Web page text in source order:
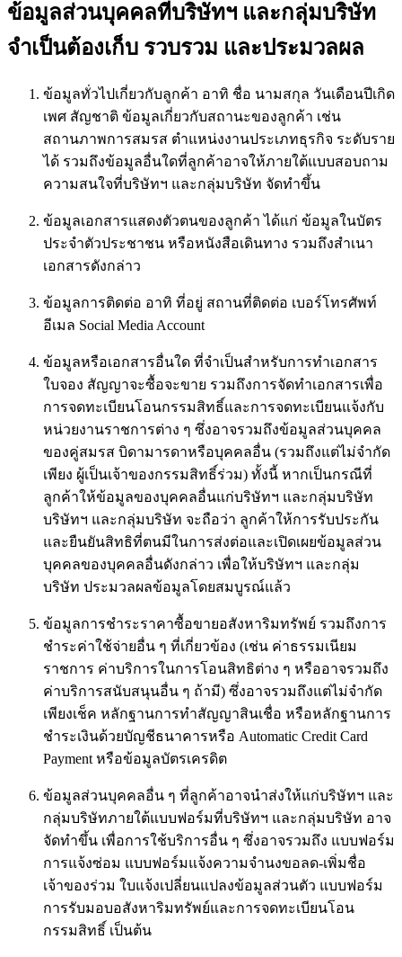
ข้อมูลส่วนบุคคลที่บริษัทฯ และกลุ่มบริษัท
จำเป็นต้องเก็บ รวบรวม และประมวลผล
ข้อมูลทั่วไปเกี่ยวกับลูกค้า อาทิ ชื่อ นามสกุล วันเดือนปีเกิด
เพศ สัญชาติ ข้อมูลเกี่ยวกับสถานะของลูกค้า เช่น
สถานภาพการสมรส ตำแหน่งงานประเภทธุรกิจ ระดับราย
ได้ รวมถึงข้อมูลอื่นใดที่ลูกค้าอาจให้ภายใต้แบบสอบถาม
ความสนใจที่บริษัทฯ และกลุ่มบริษัท จัดทำขึ้น
ข้อมูลเอกสารแสดงตัวตนของลูกค้า ได้แก่ ข้อมูลในบัตร
ประจำตัวประชาชน หรือหนังสือเดินทาง รวมถึงสำเนา
เอกสารดังกล่าว
ข้อมูลการติดต่อ อาทิ ที่อยู่ สถานที่ติดต่อ เบอร์โทรศัพท์
อีเมล Social Media Account
ข้อมูลหรือเอกสารอื่นใด ที่จำเป็นสำหรับการทำเอกสาร
ใบจอง สัญญาจะซื้อจะขาย รวมถึงการจัดทำเอกสารเพื่อ
การจดทะเบียนโอนกรรมสิทธิ์และการจดทะเบียนแจ้งกับ
หน่วยงานราชการต่าง ๆ ซึ่งอาจรวมถึงข้อมูลส่วนบุคคล
ของคู่สมรส บิดามารดาหรือบุคคลอื่น (รวมถึงแต่ไม่จำกัด
เพียง ผู้เป็นเจ้าของกรรมสิทธิ์ร่วม) ทั้งนี้ หากเป็นกรณีที่
ลูกค้าให้ข้อมูลของบุคคลอื่นแก่บริษัทฯ และกลุ่มบริษัท
บริษัทฯ และกลุ่มบริษัท จะถือว่า ลูกค้าให้การรับประกัน
และยืนยันสิทธิที่ตนมีในการส่งต่อและเปิดเผยข้อมูลส่วน
บุคคลของบุคคลอื่นดังกล่าว เพื่อให้บริษัทฯ และกลุ่ม
บริษัท ประมวลผลข้อมูลโดยสมบูรณ์แล้ว
ข้อมูลการชำระราคาซื้อขายอสังหาริมทรัพย์ รวมถึงการ
ชำระค่าใช้จ่ายอื่น ๆ ที่เกี่ยวข้อง (เช่น ค่าธรรมเนียม
ราชการ ค่าบริการในการโอนสิทธิต่าง ๆ หรืออาจรวมถึง
ค่าบริการสนับสนุนอื่น ๆ ถ้ามี) ซึ่งอาจรวมถึงแต่ไม่จำกัด
เพียงเช็ค หลักฐานการทำสัญญาสินเชื่อ หรือหลักฐานการ
ชำระเงินด้วยบัญชีธนาคารหรือ Automatic Credit Card
Payment หรือข้อมูลบัตรเครดิต
ข้อมูลส่วนบุคคลอื่น ๆ ที่ลูกค้าอาจนำส่งให้แก่บริษัทฯ และ
กลุ่มบริษัทภายใต้แบบฟอร์มที่บริษัทฯ และกลุ่มบริษัท อาจ
จัดทำขึ้น เพื่อการใช้บริการอื่น ๆ ซึ่งอาจรวมถึง แบบฟอร์ม
การแจ้งซ่อม แบบฟอร์มแจ้งความจำนงขอลด-เพิ่มชื่อ
เจ้าของร่วม ใบแจ้งเปลี่ยนแปลงข้อมูลส่วนตัว แบบฟอร์ม
การรับมอบอสังหาริมทรัพย์และการจดทะเบียนโอน
กรรมสิทธิ์ เป็นต้น